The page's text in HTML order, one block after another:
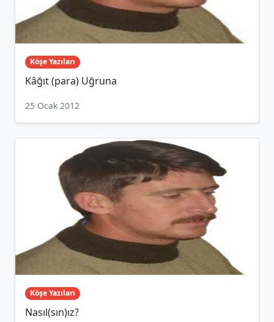
Köşe Yazıları
Kâğıt (para) Uğruna
25 Ocak 2012
Köşe Yazıları
Nasıl(sın)ız?